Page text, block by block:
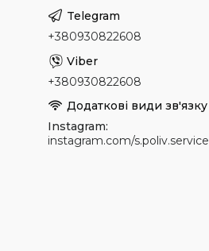
+380930822608
+380930822608
Instagram
instagram.com/s.poliv.service